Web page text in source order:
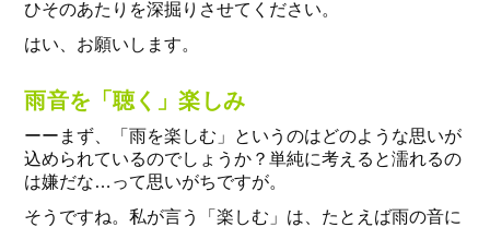
ひそのあたりを深掘りさせてください。
はい、お願いします。
雨音を「聴く」楽しみ
ーーまず、「雨を楽しむ」というのはどのような思いが
込められているのでしょうか？単純に考えると濡れるの
は嫌だな…って思いがちですが。
そうですね。私が言う「楽しむ」は、たとえば雨の音に